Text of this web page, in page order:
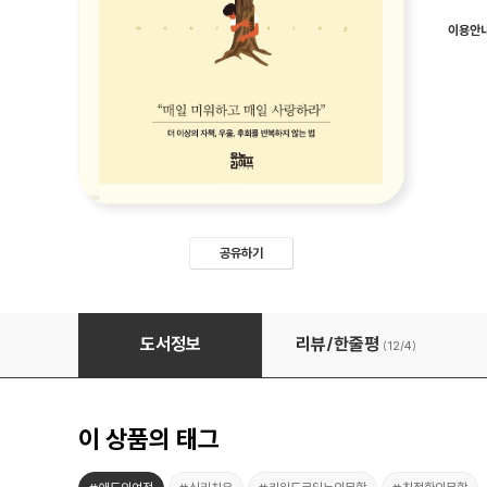
공유하기
이용안
애도의 기술도서정보 리뷰/한줄평 (12/4)
이 상품의 태그